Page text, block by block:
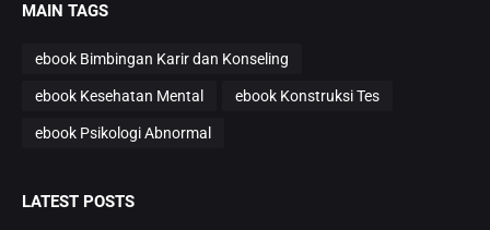
MAIN TAGS
ebook Bimbingan Karir dan Konseling
ebook Kesehatan Mental ebook Konstruksi Tes
ebook Psikologi Abnormal
LATEST POSTS